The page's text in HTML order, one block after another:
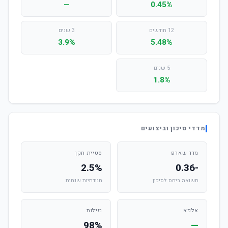
0.45%
—
12 חודשים
5.48%
3 שנים
3.9%
5 שנים
1.8%
מדדי סיכון וביצועים
מדד שארפ
-0.36
תשואה ביחס לסיכון
סטיית תקן
2.5%
תנודתיות שנתית
אלפא נזילות